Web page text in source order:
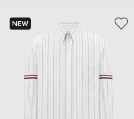
NEW